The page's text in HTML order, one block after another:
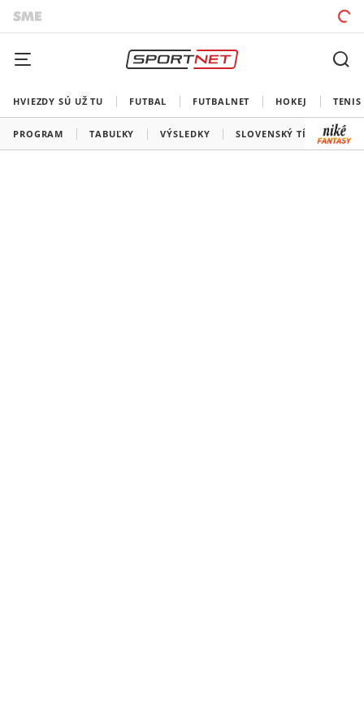
HVIEZDY SÚ UŽ TU FUTBAL FUTBALNET HOKEJ TENIS
PROGRAM TABUĽKY VÝSLEDKY SLOVENSKÝ TÍM